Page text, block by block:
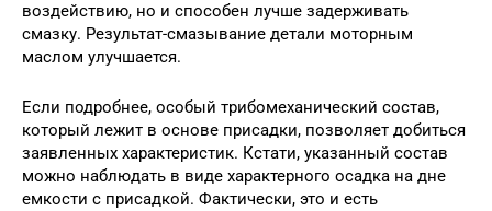
воздействию, но и способен лучше задерживать
смазку. Результат-смазывание детали моторным
маслом улучшается.
Если подробнее, особый трибомеханический состав,
который лежит в основе присадки, позволяет добиться
заявленных характеристик. Кстати, указанный состав
можно наблюдать в виде характерного осадка на дне
емкости с присадкой. Фактически, это и есть